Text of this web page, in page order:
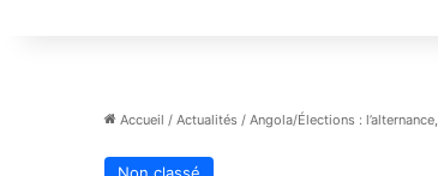
Accueil / Actualités / Angola/Élections :